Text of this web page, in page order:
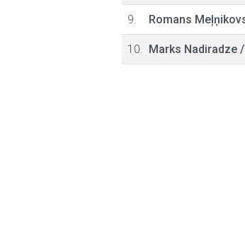
9. Romans
10. Marks Nadiradze /